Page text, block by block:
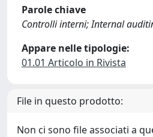
Parole chiave
Controlli interni; Internal
Appare nelle tipologie:
01.01 Articolo in Rivista
File in questo prodotto:
Non ci sono file associati a